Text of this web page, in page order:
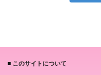
■ このサイトについて